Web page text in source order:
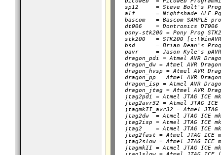
sp12     = Steve Bolt's
alf      = Nightshade ALF-
bascom   = Bascom SAMPLE
  dt006    = Dontronics DT006
pony-stk200 = Pony Prog
stk200   = STK200
bsd      = Brian Dean's
pavr     = Jason Kyle's
dragon_pdi = Atmel AVR
dragon_dw = Atmel AVR
dragon_hvsp = Atmel AVR
dragon_pp = Atmel AVR
dragon_isp = Atmel AVR
dragon_jtag = Atmel AVR
jtag2pdi = Atmel JTAG ICE
jtag2avr32 = Atmel JTAG ICE
jtagmkII_avr32 = Atmel JTAG
jtag2dw  = Atmel JTAG ICE
jtag2isp = Atmel JTAG ICE
jtag2    = Atmel JTAG ICE
jtag2fast = Atmel JTAG ICE
jtag2slow = Atmel JTAG ICE
jtagmkII = Atmel JTAG ICE